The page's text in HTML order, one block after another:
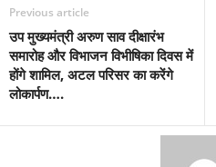
Previous article
उप मुख्यमंत्री अरुण साव दीक्षारंभ
समारोह और विभाजन विभीषिका दिवस में
होंगे शामिल, अटल परिसर का करेंगे
लोकार्पण….